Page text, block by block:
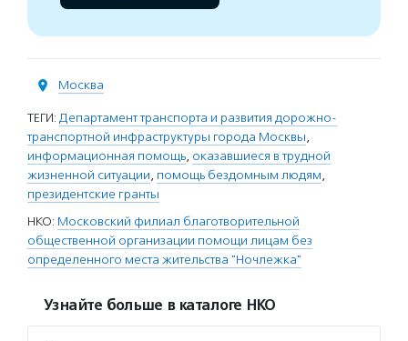
Москва
ТЕГИ: Департамент транспорта и развития дорожно-
транспортной инфраструктуры города Москвы,
информационная помощь, оказавшиеся в трудной
жизненной ситуации, помощь бездомным людям,
президентские гранты
НКО: Московский филиал благотворительной
общественной организации помощи лицам без
определенного места жительства "Ночлежка"
Узнайте больше в каталоге НКО